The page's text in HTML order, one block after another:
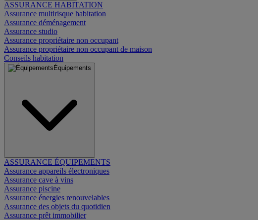
ASSURANCE HABITATION
Assurance multirisque habitation
Assurance déménagement
Assurance studio
Assurance propriétaire non occupant
Assurance propriétaire non occupant de maison
Conseils habitation
Équipements
ASSURANCE ÉQUIPEMENTS
Assurance appareils électroniques
Assurance cave à vins
Assurance piscine
Assurance énergies renouvelables
Assurance des objets du quotidien
Assurance prêt immobilier